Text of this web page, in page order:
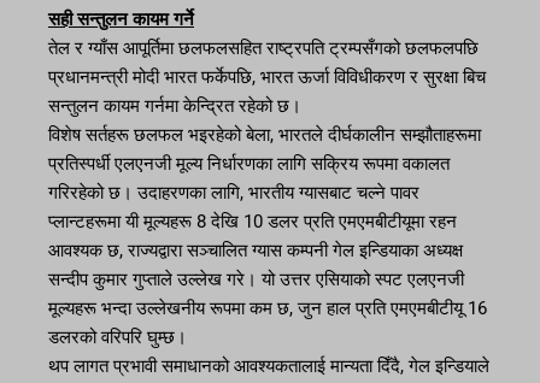
सही सन्तुलन कायम गर्ने
तेल र ग्याँस आपूर्तिमा छलफलसहित राष्ट्रपति ट्रम्पसँगको छलफलपछि
प्रधानमन्त्री मोदी भारत फर्केपछि, भारत ऊर्जा विविधीकरण र सुरक्षा बिच
सन्तुलन कायम गर्नमा केन्द्रित रहेको छ।
विशेष सर्तहरू छलफल भइरहेको बेला, भारतले दीर्घकालीन सम्झौताहरूमा
प्रतिस्पर्धी एलएनजी मूल्य निर्धारणका लागि सक्रिय रूपमा वकालत
गरिरहेको छ। उदाहरणका लागि, भारतीय ग्यासबाट चल्ने पावर
प्लान्टहरूमा यी मूल्यहरू 8 देखि 10 डलर प्रति एमएमबीटीयूमा रहन
आवश्यक छ, राज्यद्वारा सञ्चालित ग्यास कम्पनी गेल इन्डियाका अध्यक्ष
सन्दीप कुमार गुप्ताले उल्लेख गरे। यो उत्तर एसियाको स्पट एलएनजी
मूल्यहरू भन्दा उल्लेखनीय रूपमा कम छ, जुन हाल प्रति एमएमबीटीयू 16
डलरको वरिपरि घुम्छ।
थप लागत प्रभावी समाधानको आवश्यकतालाई मान्यता दिँदै, गेल इन्डियाले